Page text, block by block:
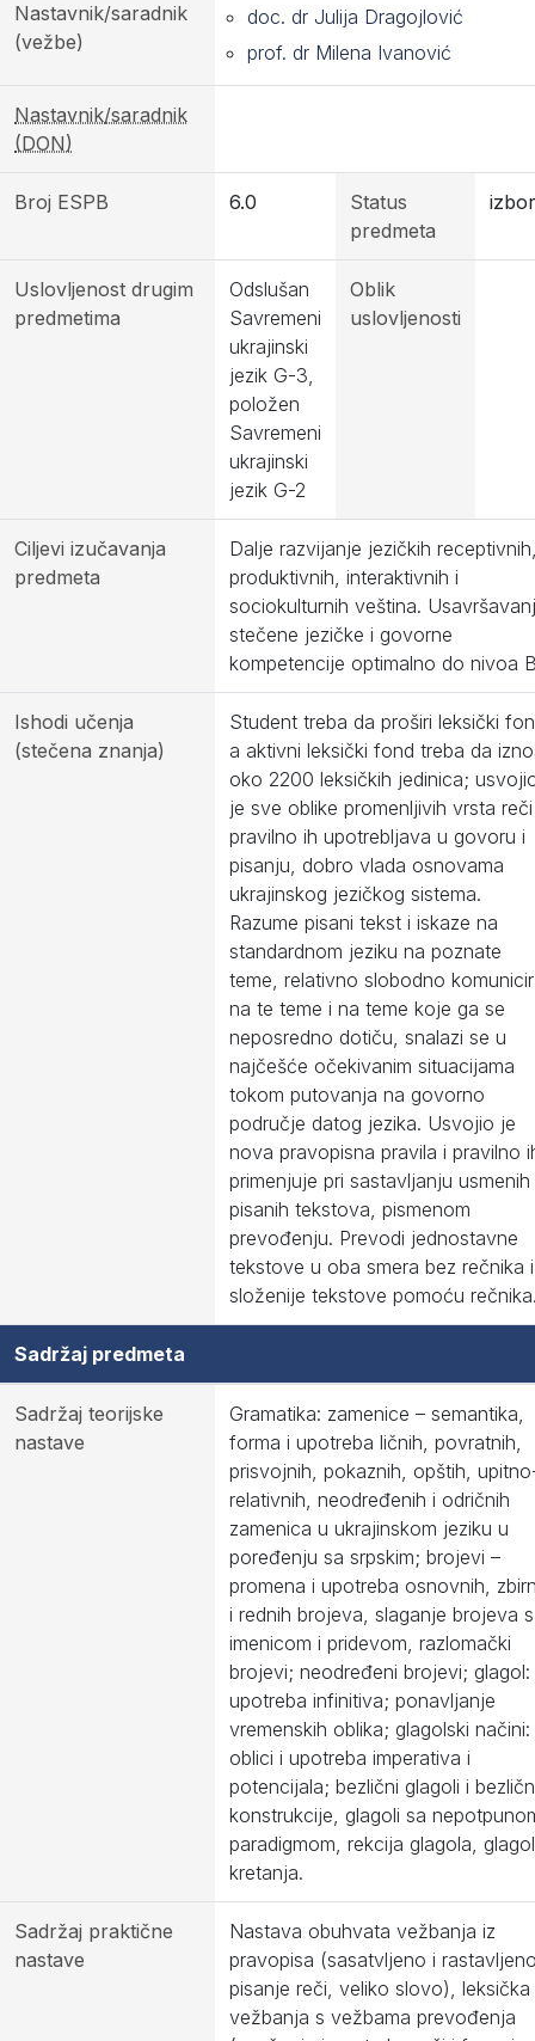
Nastavnik/saradnik
(vežbe)
doc. dr Julija Dragojlović
prof. dr Milena Ivanović
Nastavnik/saradnik
(DON)
Broj ESPB 6.0
Status
predmeta
Uslovljenost drugim
predmetima
Odslušan
Savremeni
ukrajinski
jezik G-3,
položen
Savremeni
ukrajinski
jezik G-2
Oblik
uslovljenosti
Ciljevi izučavanja
predmeta
Dalje razvijanje jezičkih
produktivnih, interaktivnih i
sociokulturnih veština.
stečene jezičke i govorne
kompetencije optimalno do nivoa
Ishodi učenja
(stečena znanja)
Student treba da proširi leksički
a aktivni leksički fond treba da
oko 2200 leksičkih jedinica;
je sve oblike promenljivih vrsta
pravilno ih upotrebljava u govoru i
pisanju, dobro vlada osnovama
ukrajinskog jezičkog sistema.
Razume pisani tekst i iskaze na
standardnom jeziku na poznate
teme, relativno slobodno
na te teme i na teme koje ga se
neposredno dotiču, snalazi se u
najčešće očekivanim situacijama
tokom putovanja na govorno
područje datog jezika. Usvojio je
nova pravopisna pravila i pravilno
primenjuje pri sastavljanju usmenih
pisanih tekstova, pismenom
prevođenju. Prevodi jednostavne
tekstove u oba smera bez rečnika i
složenije tekstove pomoću
Sadržaj predmeta
Sadržaj teorijske
nastave
Gramatika: zamenice – semantika,
forma i upotreba ličnih, povratnih,
prisvojnih, pokaznih, opštih,
relativnih, neodređenih i odričnih
zamenica u ukrajinskom jeziku u
poređenju sa srpskim; brojevi –
promena i upotreba osnovnih,
i rednih brojeva, slaganje brojeva
imenicom i pridevom, razlomački
brojevi; neodređeni brojevi; glagol:
upotreba infinitiva; ponavljanje
vremenskih oblika; glagolski načini:
oblici i upotreba imperativa i
potencijala; bezlični glagoli i
konstrukcije, glagoli sa
paradigmom, rekcija glagola,
kretanja.
Sadržaj praktične
nastave
Nastava obuhvata vežbanja iz
pravopisa (sasatvljeno i
pisanje reči, veliko slovo), leksička
vežbanja s vežbama prevođenja